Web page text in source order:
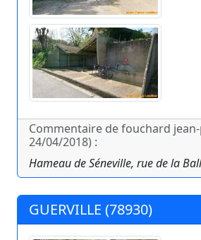
Commentaire de fouchard
24/04/2018) :
Hameau de Séneville, rue de la
GUERVILLE (78930)